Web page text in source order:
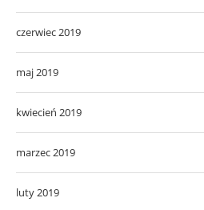
czerwiec 2019
maj 2019
kwiecień 2019
marzec 2019
luty 2019